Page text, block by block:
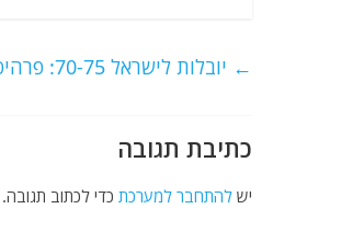
s
p
p
g
m
l
er
e
k
← יובלות לישראל 70-75: פרהיסטוריה והיסטוריה
כתיבת תגובה
יש להתחבר למערכת כדי לכתוב תגובה.